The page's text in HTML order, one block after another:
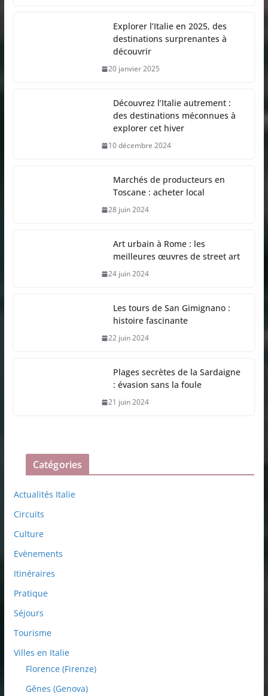
Explorer l’Italie en 2025, des
destinations surprenantes à
découvrir
20 janvier 2025
Découvrez l’Italie autrement :
des destinations méconnues à
explorer cet hiver
10 décembre 2024
Marchés de producteurs en
Toscane : acheter local
28 juin 2024
Art urbain à Rome : les
meilleures œuvres de street art
24 juin 2024
Les tours de San Gimignano :
histoire fascinante
22 juin 2024
Plages secrètes de la Sardaigne
: évasion sans la foule
21 juin 2024
Catégories
Actualités Italie
Circuits
Culture
Evènements
Itinéraires
Pratique
Séjours
Tourisme
Villes en Italie
Florence (Firenze)
Gênes (Genova)